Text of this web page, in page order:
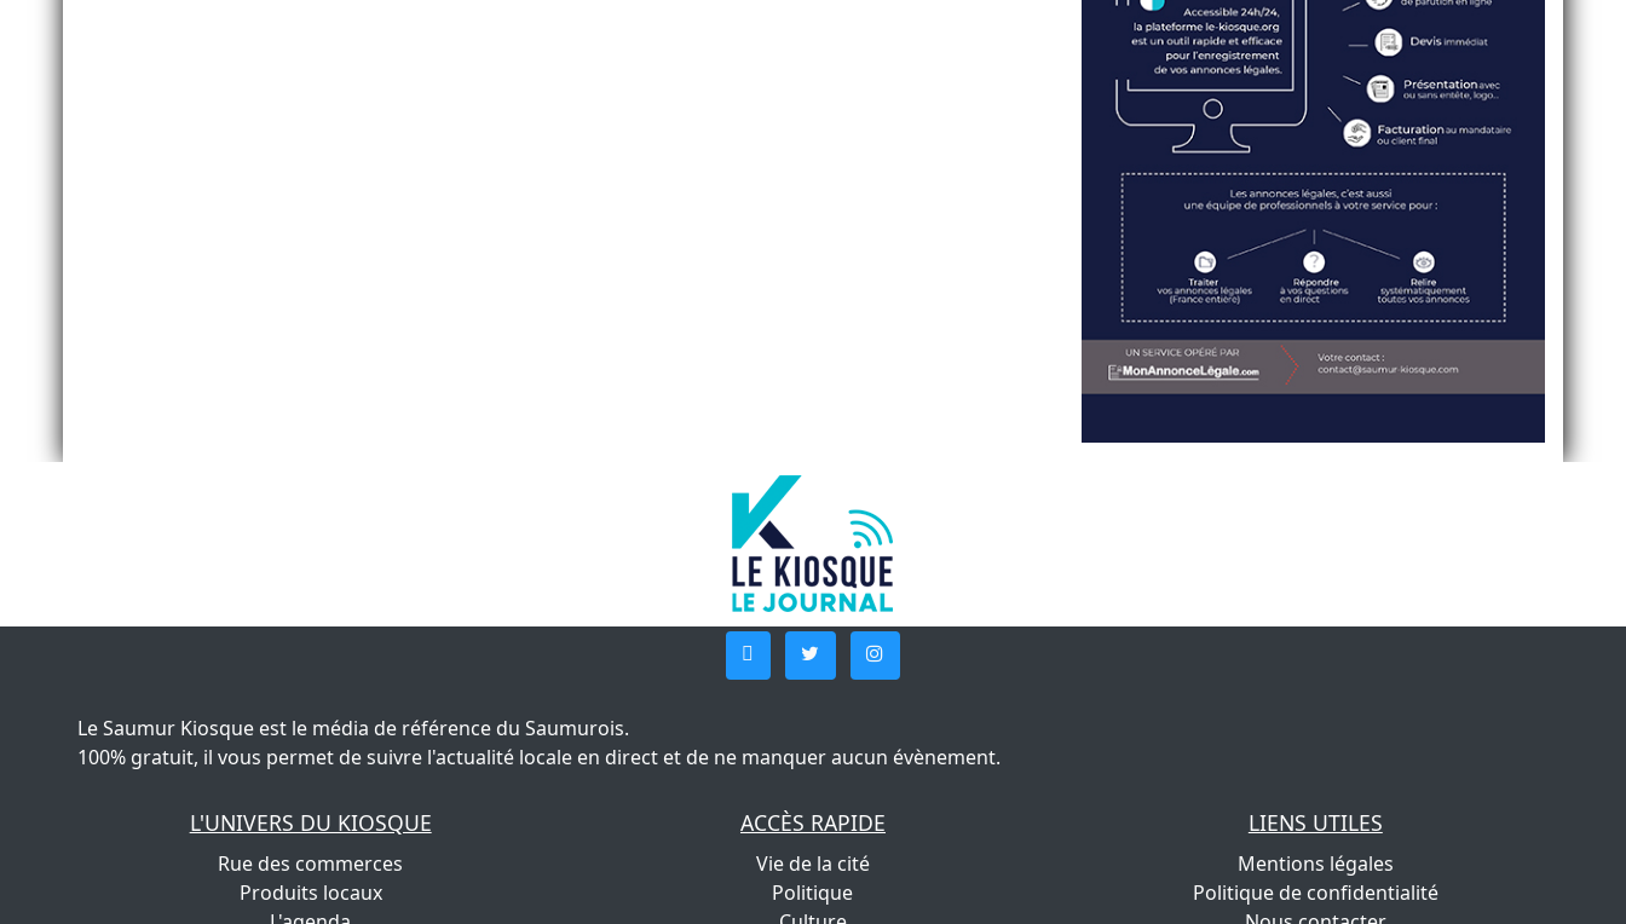
Le Saumur Kiosque est le média de référence du Saumurois.
100% gratuit, il vous permet de suivre l'actualité locale en direct et de ne manquer aucun évènement.
L'UNIVERS DU KIOSQUE
Rue des commerces
Produits locaux
ACCÈS RAPIDE
Vie de la cité
Politique
LIENS UTILES
Mentions légales
Politique de confidentialité